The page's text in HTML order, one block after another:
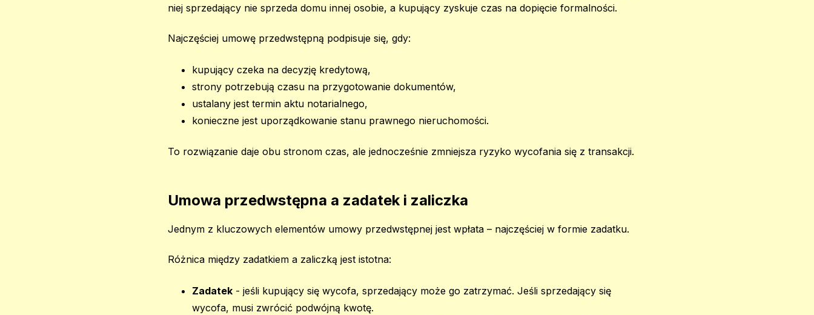
niej sprzedający nie sprzeda domu innej osobie, a kupujący zyskuje czas na dopięcie formalności.
Najczęściej umowę przedwstępną podpisuje się, gdy:
kupujący czeka na decyzję kredytową,
strony potrzebują czasu na przygotowanie dokumentów,
ustalany jest termin aktu notarialnego,
konieczne jest uporządkowanie stanu prawnego nieruchomości.
To rozwiązanie daje obu stronom czas, ale jednocześnie zmniejsza ryzyko wycofania się z transakcji.
Umowa przedwstępna a zadatek i zaliczka
Jednym z kluczowych elementów umowy przedwstępnej jest wpłata – najczęściej w formie zadatku.
Różnica między zadatkiem a zaliczką jest istotna:
Zadatek- jeśli kupujący się wycofa, sprzedający może go zatrzymać. Jeśli sprzedający się
wycofa, musi zwrócić podwójną kwotę.